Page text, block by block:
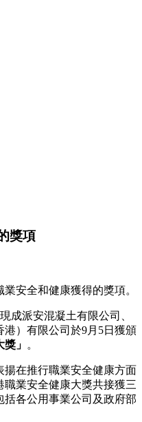
獎項
安全和健康獲得的獎項。
成派安混凝土有限公司、
）有限公司於9月5日獲頒
」 。
揚在推行職業安全健康方面
業安全健康大獎共接獲三
各公用事業公司及政府部